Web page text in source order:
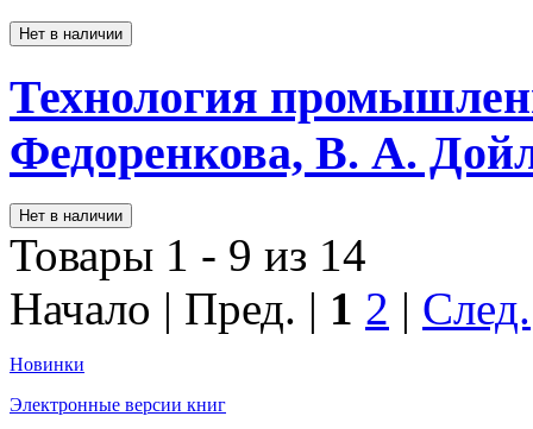
Нет в наличии
Технология
Федоренкова, В. А.
Нет в наличии
Товары 1 - 9 из 14
Начало | Пред. | 1 2 | След.
Новинки
Электронные версии книг